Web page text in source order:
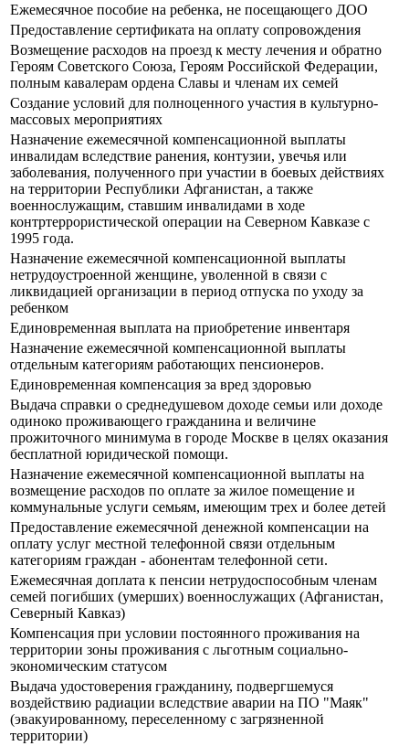
Ежемесячное пособие на ребенка, не посещающего ДОО
Предоставление сертификата на оплату сопровождения
Возмещение расходов на проезд к месту лечения и обратно
Героям Советского Союза, Героям Российской Федерации,
полным кавалерам ордена Славы и членам их семей
Создание условий для полноценного участия в культурно-
массовых мероприятиях
Назначение ежемесячной компенсационной выплаты
инвалидам вследствие ранения, контузии, увечья или
заболевания, полученного при участии в боевых действиях
на территории Республики Афганистан, а также
военнослужащим, ставшим инвалидами в ходе
контртеррористической операции на Северном Кавказе с
1995 года.
Назначение ежемесячной компенсационной выплаты
нетрудоустроенной женщине, уволенной в связи с
ликвидацией организации в период отпуска по уходу за
ребенком
Единовременная выплата на приобретение инвентаря
Назначение ежемесячной компенсационной выплаты
отдельным категориям работающих пенсионеров.
Единовременная компенсация за вред здоровью
Выдача справки о среднедушевом доходе семьи или доходе
одиноко проживающего гражданина и величине
прожиточного минимума в городе Москве в целях оказания
бесплатной юридической помощи.
Назначение ежемесячной компенсационной выплаты на
возмещение расходов по оплате за жилое помещение и
коммунальные услуги семьям, имеющим трех и более детей
Предоставление ежемесячной денежной компенсации на
оплату услуг местной телефонной связи отдельным
категориям граждан - абонентам телефонной сети.
Ежемесячная доплата к пенсии нетрудоспособным членам
семей погибших (умерших) военнослужащих (Афганистан,
Северный Кавказ)
Компенсация при условии постоянного проживания на
территории зоны проживания с льготным социально-
экономическим статусом
Выдача удостоверения гражданину, подвергшемуся
воздействию радиации вследствие аварии на ПО "Маяк"
(эвакуированному, переселенному с загрязненной
территории)